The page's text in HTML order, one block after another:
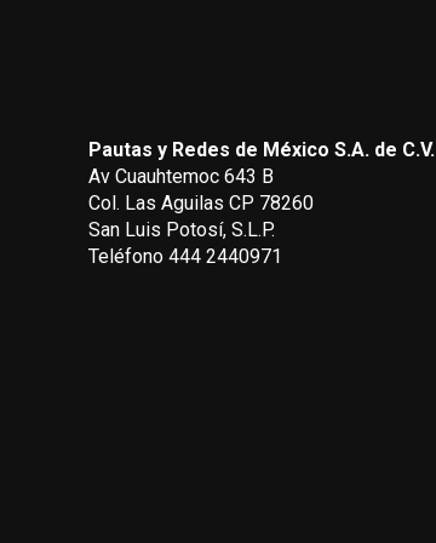
Pautas y Redes de México S.A. de C.V.
Av Cuauhtemoc 643 B
Col. Las Aguilas CP 78260
San Luis Potosí, S.L.P.
Teléfono 444 2440971